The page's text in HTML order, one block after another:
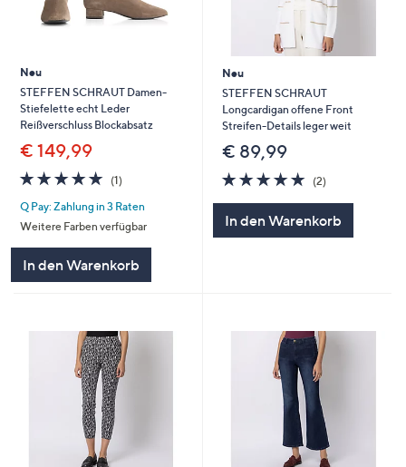
rechts,
anzuzeigen.
Neu
STEFFEN SCHRAUT Damen-
Stiefelette echt Leder
Reißverschluss Blockabsatz
€ 149,99
5.0
von
5
(1)1
Q Pay: Zahlung in 3 Raten
Weitere Farben verfügbar
In den Warenkorb
Neu
STEFFEN SCHRAUT
Longcardigan offene Front
Streifen-Details leger weit
€ 89,99
5.0
von
(2)2
In den Warenkorb